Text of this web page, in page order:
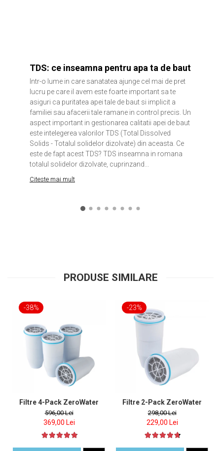
TDS: ce inseamna pentru apa ta de baut
Intr-o lume in care sanatatea ajunge cel mai de pret
lucru pe care il avem este foarte important sa te
asiguri ca puritatea apei tale de baut si implicit a
familiei sau afacerii tale ramane in control precis. Un
aspect important in gestionarea calitatii apei de baut
este intelegerea valorilor TDS (Total Dissolved
Solids - Totalul solidelor dizolvate) din aceasta. Ce
este de fapt acest TDS? TDS inseamna in romana
totalul solidelor dizolvate, cuprinzand...
Citeste mai mult
PRODUSE SIMILARE
-38%
Filtre 4-Pack ZeroWater
596,00 Lei
369,00 Lei
-23%
Filtre 2-Pack ZeroWater
298,00 Lei
229,00 Lei